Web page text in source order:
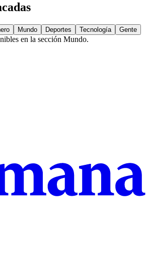
Mundo Deportes Tecnología Gente
en la sección Mundo.